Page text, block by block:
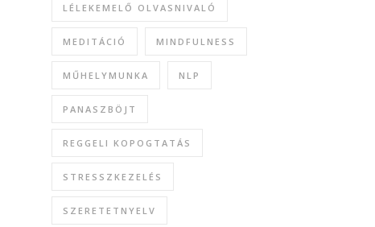
LÉLEKEMELŐ OLVASNIVALÓ
MEDITÁCIÓ MINDFULNESS
MŰHELYMUNKA NLP
PANASZBÖJT
REGGELI KOPOGTATÁS
STRESSZKEZELÉS
SZERETETNYELV